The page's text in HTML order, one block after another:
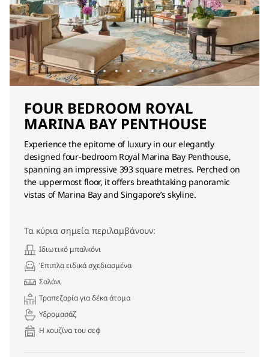
FOUR BEDROOM ROYAL
MARINA BAY PENTHOUSE
Experience the epitome of luxury in our elegantly
designed four-bedroom Royal Marina Bay Penthouse,
spanning an impressive 393 square metres. Perched on
the uppermost floor, it offers breathtaking panoramic
vistas of Marina Bay and Singapore’s skyline.
Τα κύρια σημεία περιλαμβάνουν:
Ιδιωτικό μπαλκόνι
Έπιπλα ειδικά σχεδιασμένα
Σαλόνι
Τραπεζαρία για δέκα άτομα
Υδρομασάζ
Η κουζίνα του σεφ